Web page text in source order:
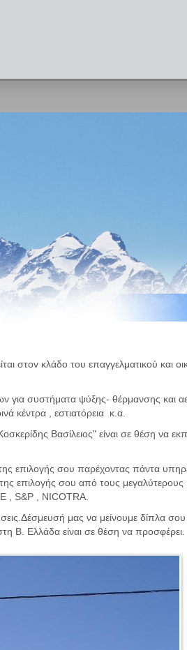
στοv κλάδο του επαγγελματικού και
για συστήματα ψύξης- θέρμανσης και
κέντρα , εστιατόρεια κ.α.
Βασίλειος" είναι σε θέση να
επιλογής σου παρέχοντας πάντα
επιλογής σου από τους μεγαλύτερους
, S&P , NICOTRA.
μας να μείνουμε δίπλα σου
Β. Ελλάδα είναι σε θέση να προσφέρει.